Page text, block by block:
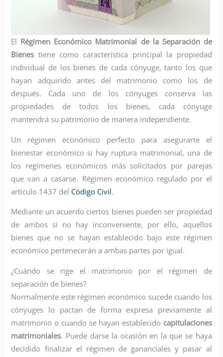
El Régimen Económico Matrimonial de la Separación de
Bienes tiene como característica principal la propiedad
individual de los bienes de cada cónyuge, tanto los que
hayan adquirido antes del matrimonio como los de
después. Cada uno de los cónyuges conserva las
propiedades de todos los bienes, cada cónyuge
mantendrá su patrimonio de manera independiente.
Un régimen económico perfecto para asegurarte el
bienestar económico si hay ruptura matrimonial, una de
los regímenes económicos más solicitados por parejas
que van a casarse. Régimen económico regulado por el
artículo 1437 del Código Civil.
Mediante un acuerdo ciertos bienes pueden ser propiedad
de ambos si no hay inconveniente, por ello, aquellos
bienes que no se hayan establecido bajo este régimen
económico pertenecerán a ambas partes por igual.
¿Cuándo se rige el matrimonio por el régimen de
separación de bienes?
Normalmente este régimen económico sucede cuando los
cónyuges lo pactan de forma expresa previamente al
matrimonio o cuando se hayan establecido capitulaciones
matrimoniales. Puede darse la ocasión en la que se haya
decidido finalizar el régimen de gananciales y pasar al